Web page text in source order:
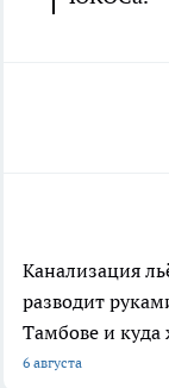
Канализация
разводит
Тамбове и куда
6 августа